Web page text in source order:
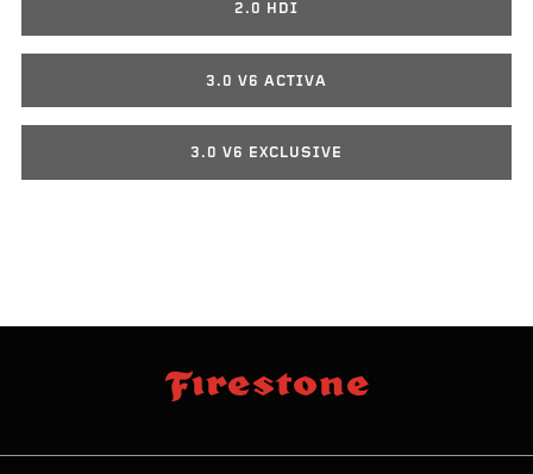
2.0 HDI
3.0 V6 ACTIVA
3.0 V6 EXCLUSIVE